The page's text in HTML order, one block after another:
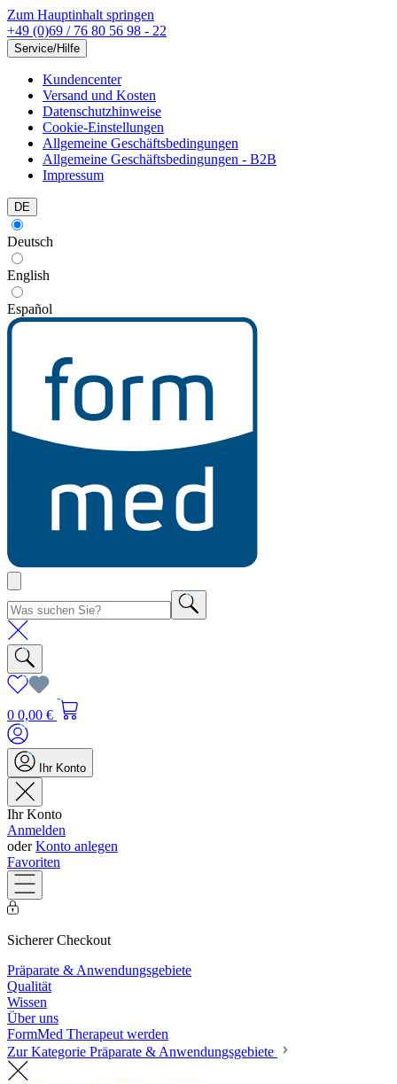
Zum Hauptinhalt springen
+49 (0)69 / 76 80 56 98 - 22
Service/Hilfe
Kundencenter
Versand und Kosten
Datenschutzhinweise
Cookie-Einstellungen
Allgemeine Geschäftsbedingungen
Allgemeine Geschäftsbedingungen - B2B
Impressum
DE
Deutsch
English
Español
0 0,00 €
Ihr Konto
Ihr Konto
Anmelden
oderKonto anlegen
Favoriten
Sicherer Checkout
Präparate & Anwendungsgebiete
Qualität
Wissen
Über uns
FormMed Therapeut werden
Zur Kategorie Präparate & Anwendungsgebiete